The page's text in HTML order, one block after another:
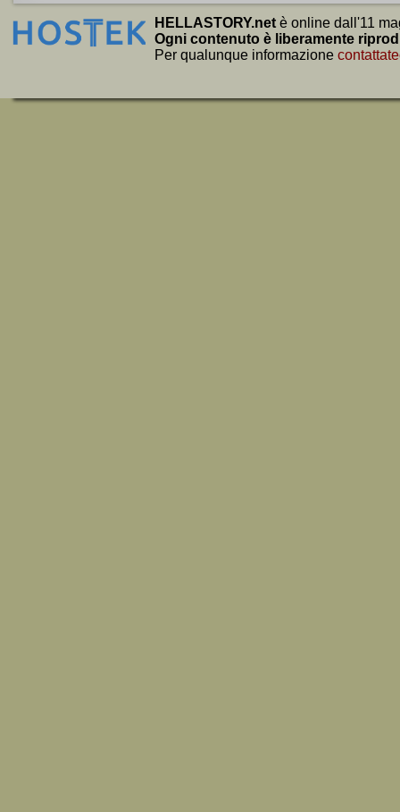
HELLASTORY.net è online dall'11
Ogni contenuto è liberamente
Per qualunque informazione